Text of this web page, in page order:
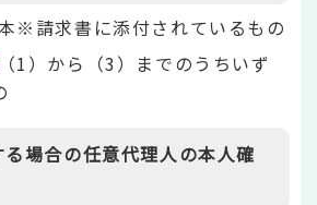
※請求書に添付されているもの
（1）から（3）までのうちいず
場合の任意代理人の本人確